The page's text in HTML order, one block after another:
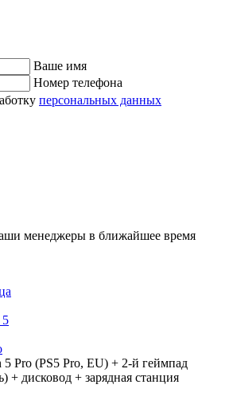
Ваше имя
Номер телефона
персональных данных
менеджеры в ближайшее время
5
5 Pro (PS5 Pro, EU) + 2-й геймпад
+ дисковод + зарядная станция